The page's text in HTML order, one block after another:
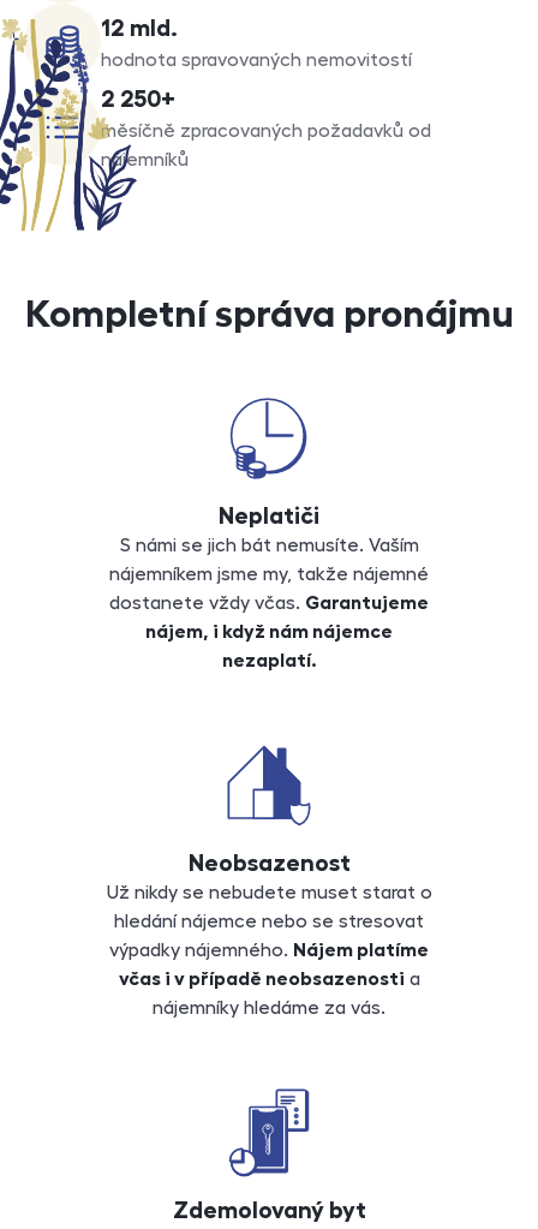
12 mld.
hodnota spravovaných nemovitostí
2 250+
měsíčně zpracovaných požadavků od
nájemníků
Kompletní správa pronájmu
Neplatiči
S námi se jich bát nemusíte. Vaším
nájemníkem jsme my, takže nájemné
dostanete vždy včas. Garantujeme
nájem, i když nám nájemce
nezaplatí.
Neobsazenost
Už nikdy se nebudete muset starat o
hledání nájemce nebo se stresovat
výpadky nájemného. Nájem platíme
včas i v případě neobsazenosti a
nájemníky hledáme za vás.
Zdemolovaný byt